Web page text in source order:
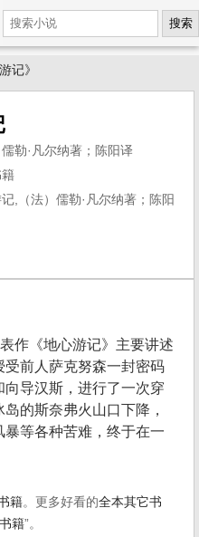
搜索
记》
儒勒·凡尔纳著；陈阳译
,（法）儒勒·凡尔纳著；陈阳
作《地心游记》主要讲述
前人萨克努森一封密码
导汉斯，进行了一次穿
的斯奈弗火山口下降，
等各种苦难，终于在一
籍。更多好看的全本其它书
籍”。